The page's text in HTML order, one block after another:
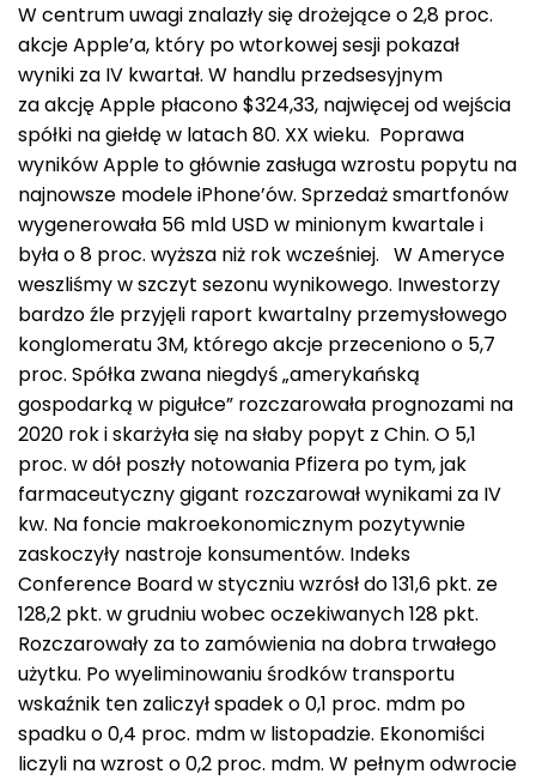
W centrum uwagi znalazły się drożejące o 2,8 proc.
akcje Apple’a, który po wtorkowej sesji pokazał
wyniki za IV kwartał. W handlu przedsesyjnym
za akcję Apple płacono $324,33, najwięcej od wejścia
spółki na giełdę w latach 80. XX wieku. Poprawa
wyników Apple to głównie zasługa wzrostu popytu na
najnowsze modele iPhone’ów. Sprzedaż smartfonów
wygenerowała 56 mld USD w minionym kwartale i
była o 8 proc. wyższa niż rok wcześniej. W Ameryce
weszliśmy w szczyt sezonu wynikowego. Inwestorzy
bardzo źle przyjęli raport kwartalny przemysłowego
konglomeratu 3M, którego akcje przeceniono o 5,7
proc. Spółka zwana niegdyś „amerykańską
gospodarką w pigułce” rozczarowała prognozami na
2020 rok i skarżyła się na słaby popyt z Chin. O 5,1
proc. w dół poszły notowania Pfizera po tym, jak
farmaceutyczny gigant rozczarował wynikami za IV
kw. Na foncie makroekonomicznym pozytywnie
zaskoczyły nastroje konsumentów. Indeks
Conference Board w styczniu wzrósł do 131,6 pkt. ze
128,2 pkt. w grudniu wobec oczekiwanych 128 pkt.
Rozczarowały za to zamówienia na dobra trwałego
użytku. Po wyeliminowaniu środków transportu
wskaźnik ten zaliczył spadek o 0,1 proc. mdm po
spadku o 0,4 proc. mdm w listopadzie. Ekonomiści
liczyli na wzrost o 0,2 proc. mdm. W pełnym odwrocie